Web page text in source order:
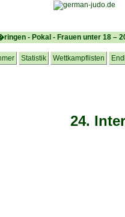
- Pokal - Frauen unter 18 –
Statistik Wettkampflisten
24.